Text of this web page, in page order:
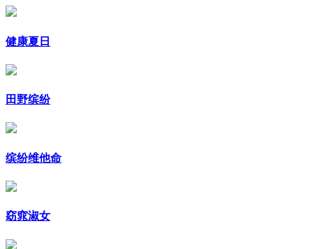
健康夏日
田野缤纷
缤纷维他命
窈窕淑女